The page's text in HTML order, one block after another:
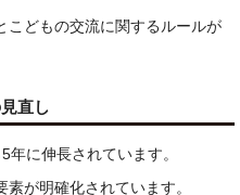
こどもの交流に関するルールが
直し
年に伸長されています。
が明確化されています。